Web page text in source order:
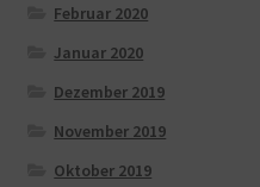
Februar 2020
Januar 2020
Dezember 2019
November 2019
Oktober 2019